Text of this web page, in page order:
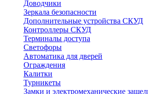
Доводчики
Зеркала безопасности
Дополнительные устройства СКУД
Контроллеры СКУД
Терминалы доступа
Светофоры
Автоматика для дверей
Ограждения
Калитки
Турникеты
Замки и электромеханические